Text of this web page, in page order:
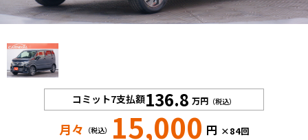
ホーム
店舗一覧
久喜インター店
軽ワゴン春日部店
春日部サービスセンター
コミット7支払額136.8 万円 （税込）
月々 （税込） 15,000 円 ×84回